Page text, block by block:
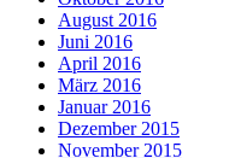
August 2016
Juni 2016
April 2016
März 2016
Januar 2016
Dezember 2015
November 2015